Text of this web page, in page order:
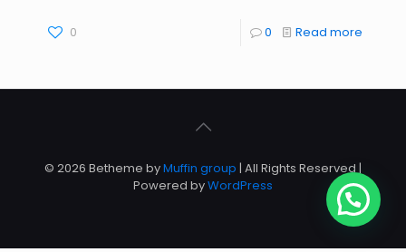
0 0 Read more
© 2026 Betheme byMuffin group | All Rights Reserved |
Powered byWordPress